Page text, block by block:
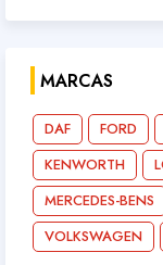
MARCAS
DAF FORD
KENWORTH
MERCEDES-BENS
VOLKSWAGEN